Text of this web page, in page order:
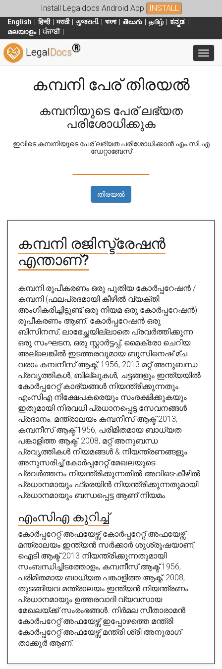
Install Legaldocs Android App INSTALL
English हिन्दी मराठी ગુજરાતી বাংলা తెలుగు தமிழ்
ಕನ್ನಡ
മലയാളം
ਪੰਜਾਬੀ
LegalDocs®
കമ്പനി പേര് തിരയൽ
കമ്പനിയുടെ പേര് ലഭ്യത
പരിശോധിക്കുക
ഇവിടെ കമ്പനിയുടെ പേര് ലഭ്യത പരിശോധിക്കാൻ എം.സി.എ
ഡേറ്റാബേസ്
തിരയൽ
കമ്പനി രജിസ്ട്രേഷൻ
എന്താണ്?
കമ്പനി രൂപീകരണം ഒരു പുതിയ കോർപ്പറേഷൻ /
കമ്പനി (ഫലപ്രദമായി കീഴിൽ വ്യക്തി
അംഗീകരിച്ചിട്ടുണ്ട് ഒരു നിയമ ഒരു കോർപ്പറേഷൻ)
രൂപീകരണം ആണ്. കോർപ്പറേഷൻ ഒരു
ബിസിനസ്, ലാഭേച്ഛയില്ലാതെ പ്രവർത്തിക്കുന്ന
ഒരു സംഘടന, ഒരു സ്റ്റാർട്ടപ്പ്, മൈക്രോ ചെറിയ
അല്ലെങ്കിൽ ഇടത്തരവുമായ ബുസിനെഷ്.മ്ച
വരാം കമ്പനീസ് ആക്ട്, 1956, 2013 മറ്റ് അനുബന്ധ
പ്രവൃത്തികൾ, ബില്ലുകൾ, ചട്ടങ്ങളും ഇന്ത്യയിൽ
കോർപ്പറേറ്റ് കാര്യങ്ങൾ നിയന്ത്രിക്കുന്നതും.
എംസിഎ നിക്ഷേപകരെയും സംരക്ഷിക്കുകയും
ഇതുമായി നിരവധി പ്രധാനപ്പെട്ട സേവനങ്ങൾ
പ്രദാനം. മന്ത്രാലയം കമ്പനീസ് ആക്ട് 2013,
കമ്പനീസ് ആക്ട് 1956, പരിമിതമായ ബാധ്യത
പങ്കാളിത്ത ആക്ട്, 2008, മറ്റ് അനുബന്ധ
പ്രവൃത്തികൾ നിയമങ്ങൾ & നിയന്ത്രണങ്ങളും
അനുസരിച്ച് കോർപ്പറേറ്റ് മേഖലയുടെ
പ്രവർത്തനം നിയന്ത്രിക്കുന്നതിൽ അവിടെ-കീഴിൽ
പ്രധാനമായും ഫ്രെയിൻ നിയന്ത്രിക്കുന്നതുമായി
പ്രധാനമായും ബന്ധപ്പെട്ട ആണ് നിയമം.
എംസിഎ കുറിച്ച്
കോർപ്പറേറ്റ് അഫയേഴ്സ് കോർപ്പറേറ്റ് അഫയേഴ്സ്
മന്ത്രാലയം ഇന്ത്യൻ സർക്കാർ ശുശ്രൂഷയാണ്,
ഐടി ആക്ട് 2013 നിയന്ത്രിക്കുന്നതുമായി
സംബന്ധിച്ചിടത്തോളം, കമ്പനീസ് ആക്ട് 1956,
പരിമിതമായ ബാധ്യത പങ്കാളിത്ത ആക്ട്, 2008,
തുടങ്ങിയവ മന്ത്രാലയം ഇന്ത്യൻ നിയന്ത്രണം
പ്രധാനമായും ഉത്തരവാദി വ്യവസായ
മേഖലയ്ക്ക് സംരംഭങ്ങൾ. നിർമല സീതാരാമൻ
കോർപറേറ്റ് അഫയേഴ്സ് ഇപ്പോഴത്തെ മന്ത്രി
കോർപ്പറേറ്റ് അഫയേഴ്സ് മന്ത്രി ശ്രീ അനുരാഗ്
താക്കൂർ ആണ്.